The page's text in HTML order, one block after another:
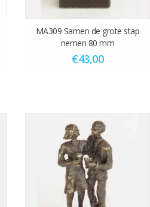
MA309 Samen de grote stap
nemen 80 mm
€43,00